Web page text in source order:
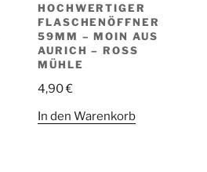
HOCHWERTIGER
FLASCHENÖFFNER
59MM – MOIN AUS
AURICH – ROSS
MÜHLE
4,90€
In den Warenkorb